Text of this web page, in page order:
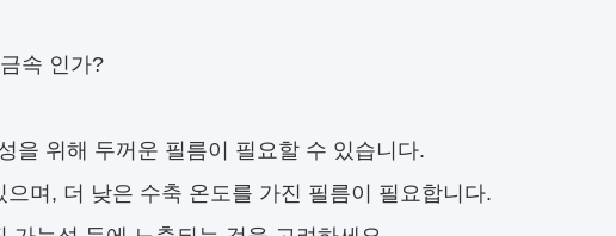
속 인가?
을 위해 두꺼운 필름이 필요할 수 있습니다.
며, 더 낮은 수축 온도를 가진 필름이 필요합니다.